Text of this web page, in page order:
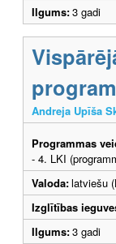
Ilgums:3 gadi
Andreja Upīša
Programmas
- 4. LKI
Valoda:latviešu
Izglītības
Ilgums:3 gadi